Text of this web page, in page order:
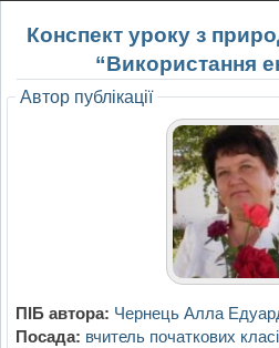
Конспект уроку з
“Використання
Автор публікації
ПІБ автора: Чернець Алла
Посада: вчитель початкових